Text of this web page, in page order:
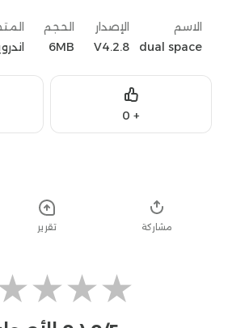
الاسم
dual space
الإصدار
V4.2.8
الحجم
6MB
+
0
Like
مشاركة تقرير
★
★
★